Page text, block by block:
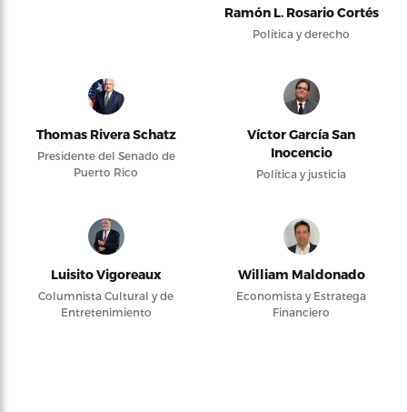
Ramón L. Rosario Cortés
Política y derecho
Thomas Rivera Schatz
Presidente del Senado de
Puerto Rico
Víctor García San
Inocencio
Política y justicia
Luisito Vigoreaux
Columnista Cultural y de
Entretenimiento
William Maldonado
Economista y Estratega
Financiero